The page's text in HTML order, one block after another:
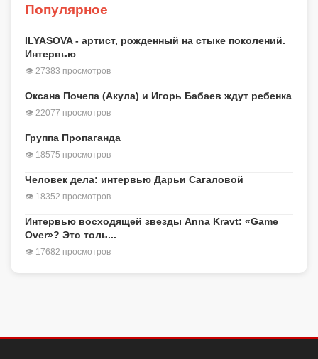
Популярное
ILYASOVA - артист, рожденный на стыке поколений.
Интервью
👁 27383 просмотров
Оксана Почепа (Акула) и Игорь Бабаев ждут ребенка
👁 22077 просмотров
Группа Пропаганда
👁 18575 просмотров
Человек дела: интервью Дарьи Сагаловой
👁 18352 просмотров
Интервью восходящей звезды Anna Kravt: «Game
Over»? Это толь...
👁 17682 просмотров